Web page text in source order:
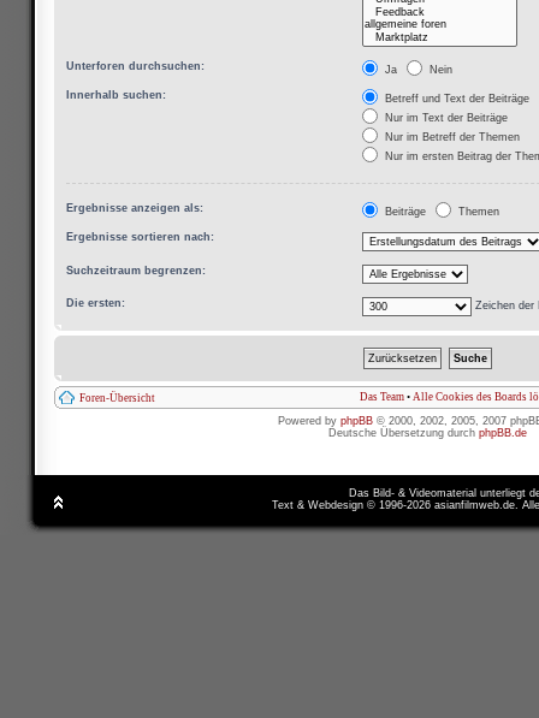
Unterforen durchsuchen: Ja Nein
Innerhalb suchen:
Betreff und Text der Beiträge
Nur im Text der Beiträge
Nur im Betreff der Themen
Nur im ersten Beitrag der
Ergebnisse anzeigen als: Beiträge Themen
Ergebnisse sortieren nach:
Suchzeitraum begrenzen:
Die ersten: Zeichen der
Foren-Übersicht Das Team • Alle Cookies des Boards
Powered by phpBB © 2000, 2002, 2005, 2007
Deutsche Übersetzung durch phpBB.de
Das Bild- & Videomaterial unterliegt
Text & Webdesign © 1996-2026 asianfilmweb.de.